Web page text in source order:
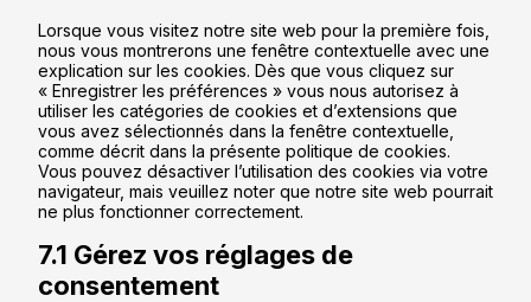
Lorsque vous visitez notre site web pour la première fois,
nous vous montrerons une fenêtre contextuelle avec une
explication sur les cookies. Dès que vous cliquez sur
« Enregistrer les préférences » vous nous autorisez à
utiliser les catégories de cookies et d’extensions que
vous avez sélectionnés dans la fenêtre contextuelle,
comme décrit dans la présente politique de cookies.
Vous pouvez désactiver l’utilisation des cookies via votre
navigateur, mais veuillez noter que notre site web pourrait
ne plus fonctionner correctement.
7.1 Gérez vos réglages de
consentement